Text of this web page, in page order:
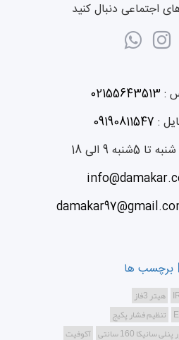
اجتماعی دنبال کنید
:
02155643513
:
09190811547
شنبه تا 5شنبه 9 الی 18
برچسب ها
هیتر 3فاز
تنظیم فشار پکیج
سانیکا 160 سانتی آکوفیت